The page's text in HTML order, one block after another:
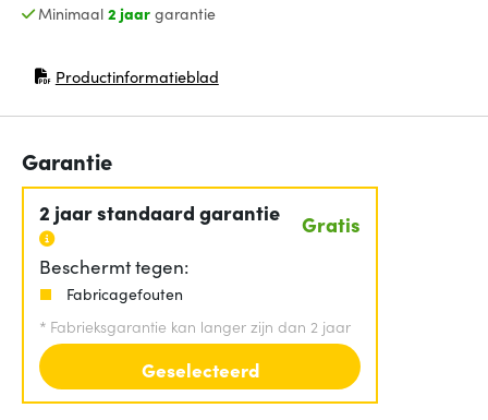
Minimaal 2 jaargarantie
Productinformatieblad
(opent in nieuw venster)
Garantie
2 jaar standaard garantie Gratis
Beschermt tegen:
Fabricagefouten
* Fabrieksgarantie kan langer zijn dan 2 jaar
Geselecteerd